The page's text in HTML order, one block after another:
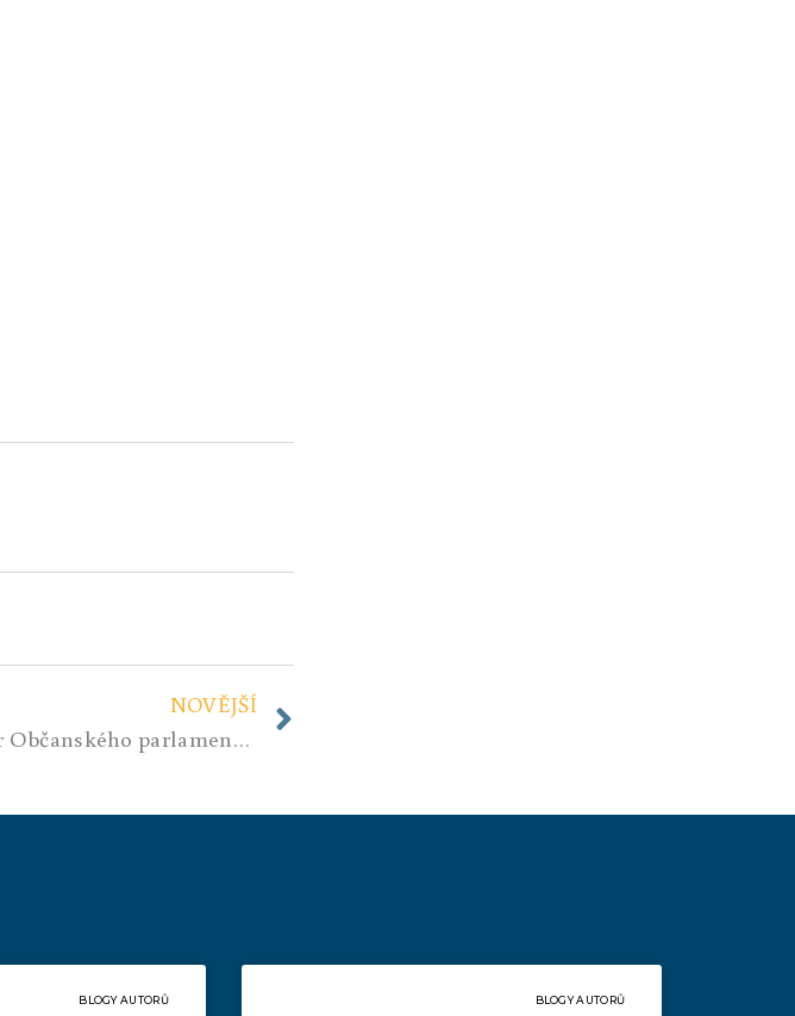
NOVĚJŠÍ
Bezpečnostní výbor Občanského parlamentu-USA a NATO versus Rusko
BLOGY AUTORŮ BLOGY AUTORŮ